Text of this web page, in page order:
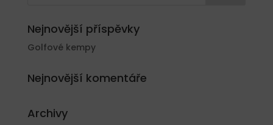
Nejnovější příspěvky
Golfové kempy
Nejnovější komentáře
Archivy